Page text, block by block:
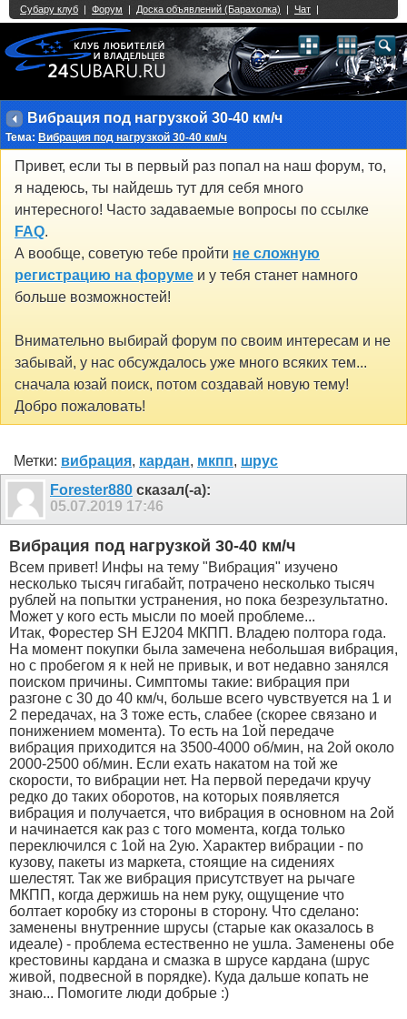
Вибрация под нагрузкой 30-40 км/ч
Тема: Вибрация под нагрузкой 30-40 км/ч
Привет, если ты в первый раз попал на наш форум, то,
я надеюсь, ты найдешь тут для себя много
интересного! Часто задаваемые вопросы по ссылке
FAQ.
А вообще, советую тебе пройти не сложную
регистрацию на форуме и у тебя станет намного
больше возможностей!
Внимательно выбирай форум по своим интересам и не
забывай, у нас обсуждалось уже много всяких тем...
сначала юзай поиск, потом создавай новую тему!
Добро пожаловать!
Метки: вибрация, кардан, мкпп, шрус
Forester880 сказал(-а):
05.07.2019 17:46
Вибрация под нагрузкой 30-40 км/ч
Всем привет! Инфы на тему "Вибрация" изучено
несколько тысяч гигабайт, потрачено несколько тысяч
рублей на попытки устранения, но пока безрезультатно.
Может у кого есть мысли по моей проблеме...
Итак, Форестер SH EJ204 МКПП. Владею полтора года.
На момент покупки была замечена небольшая вибрация,
но с пробегом я к ней не привык, и вот недавно занялся
поиском причины. Симптомы такие: вибрация при
разгоне с 30 до 40 км/ч, больше всего чувствуется на 1 и
2 передачах, на 3 тоже есть, слабее (скорее связано и
понижением момента). То есть на 1ой передаче
вибрация приходится на 3500-4000 об/мин, на 2ой около
2000-2500 об/мин. Если ехать накатом на той же
скорости, то вибрации нет. На первой передачи кручу
редко до таких оборотов, на которых появляется
вибрация и получается, что вибрация в основном на 2ой
и начинается как раз с того момента, когда только
переключился с 1ой на 2ую. Характер вибрации - по
кузову, пакеты из маркета, стоящие на сидениях
шелестят. Так же вибрация присутствует на рычаге
МКПП, когда держишь на нем руку, ощущение что
болтает коробку из стороны в сторону. Что сделано:
заменены внутренние шрусы (старые как оказалось в
идеале) - проблема естественно не ушла. Заменены обе
крестовины кардана и смазка в шрусе кардана (шрус
живой, подвесной в порядке). Куда дальше копать не
знаю... Помогите люди добрые :)
Single Sign On provided byvBSSO
2 3 4 5 6 7 8 9 10 11 12 13 14 15 16 17 18 21 22 23 24 25 26
27 28 29 30 31 32 33 34 35 36 37 38 39 40 41 42 43